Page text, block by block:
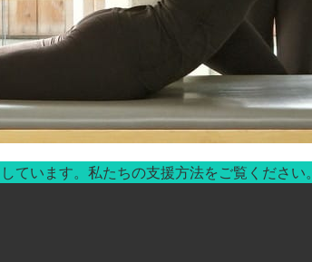
ています。私たちの支援方法をご覧ください。